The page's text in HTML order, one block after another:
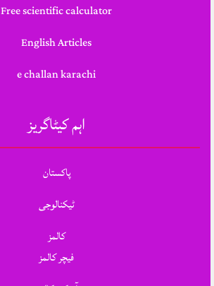
Free scientific calculator
English Articles
e challan karachi
اہم کیٹاگریز
پاکستان
ٹیکنالوجی
کالمز
فیچر کالمز